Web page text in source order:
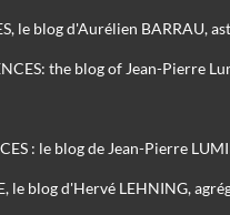
le blog d'Aurélien BARRAU,
the blog of Jean-Pierre
: le blog de Jean-Pierre
le blog d'Hervé LEHNING,